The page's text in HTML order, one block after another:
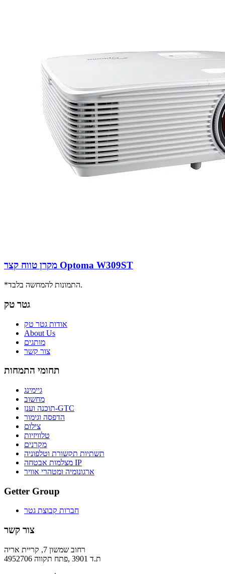
מקרן טווח קצר Optoma W309ST
*התמונות להמחשה בלבד.
גטר טק
אודות גטר טק
About Us
מותגים
צור קשר
תחומי התמחות
גיימינג
מחשוב
תוכנה וענן-GTC
הדפסה וגימור
צילום
טלוויזיות
מקרנים
תשתיות תקשורת וטלפוניה
מצלמות אבטחה IP
ארגונומיה ומטהרי אוויר
Getter Group
חברות קבוצת גטר
צור קשר
רחוב שמשון 7, קריית אריה
ת.ד 3901 ,פתח תקווה 4952706